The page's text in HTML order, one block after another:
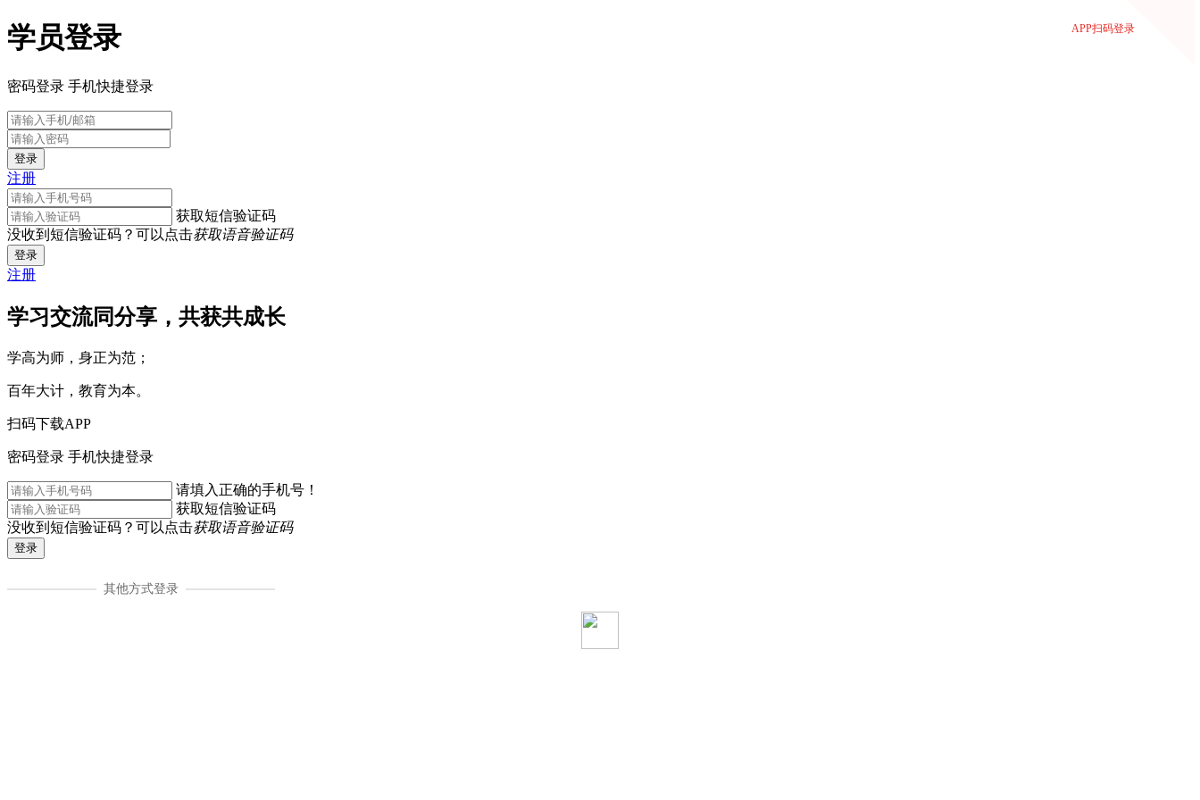
学员登录
密码登录 手机快捷登录
登录
注册
获取短信验证码
没收到短信验证码？可以点击获取语音验证码
登录
注册
学习交流同分享，共获共成长
学高为师，身正为范；
百年大计，教育为本。
扫码下载APP
APP扫码登录
密码登录 手机快捷登录
请填入正确的手机号！
获取短信验证码
没收到短信验证码？可以点击获取语音验证码
登录
其他方式登录